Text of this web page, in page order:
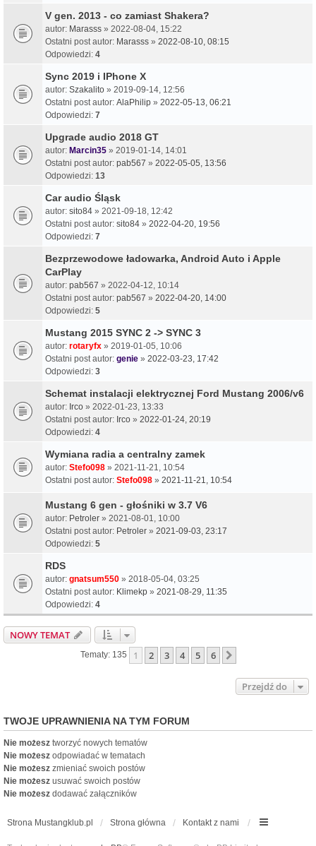
V gen. 2013 - co zamiast Shakera?
autor: Marasss » 2022-08-04, 15:22
Ostatni post autor: Marasss » 2022-08-10, 08:15
Odpowiedzi: 4
Sync 2019 i IPhone X
autor: Szakalito » 2019-09-14, 12:56
Ostatni post autor: AlaPhilip » 2022-05-13, 06:21
Odpowiedzi: 7
Upgrade audio 2018 GT
autor: Marcin35 » 2019-01-14, 14:01
Ostatni post autor: pab567 » 2022-05-05, 13:56
Odpowiedzi: 13
Car audio Śląsk
autor: sito84 » 2021-09-18, 12:42
Ostatni post autor: sito84 » 2022-04-20, 19:56
Odpowiedzi: 7
Bezprzewodowe ładowarka, Android Auto i Apple
CarPlay
autor: pab567 » 2022-04-12, 10:14
Ostatni post autor: pab567 » 2022-04-20, 14:00
Odpowiedzi: 5
Mustang 2015 SYNC 2 -> SYNC 3
autor: rotaryfx » 2019-01-05, 10:06
Ostatni post autor: genie » 2022-03-23, 17:42
Odpowiedzi: 3
Schemat instalacji elektrycznej Ford Mustang 2006/v6
autor: Irco » 2022-01-23, 13:33
Ostatni post autor: Irco » 2022-01-24, 20:19
Odpowiedzi: 4
Wymiana radia a centralny zamek
autor: Stefo098 » 2021-11-21, 10:54
Ostatni post autor: Stefo098 » 2021-11-21, 10:54
Mustang 6 gen - głośniki w 3.7 V6
autor: Petroler » 2021-08-01, 10:00
Ostatni post autor: Petroler » 2021-09-03, 23:17
Odpowiedzi: 5
RDS
autor: gnatsum550 » 2018-05-04, 03:25
Ostatni post autor: Klimekp » 2021-08-29, 11:35
Odpowiedzi: 4
NOWY TEMAT
Tematy: 135 1 2 3 4 5 6
Przejdź do
TWOJE UPRAWNIENIA NA TYM FORUM
Nie możesz tworzyć nowych tematów
Nie możesz odpowiadać w tematach
Nie możesz zmieniać swoich postów
Nie możesz usuwać swoich postów
Nie możesz dodawać załączników
Strona Mustangklub.pl Strona główna Kontakt z nami